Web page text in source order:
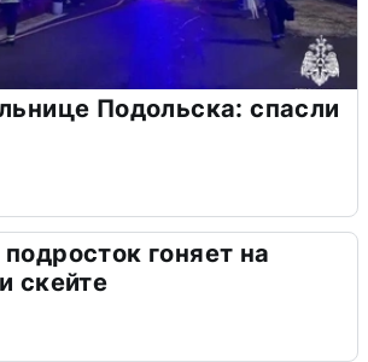
Подольска: спасли
гоняет на
скейте